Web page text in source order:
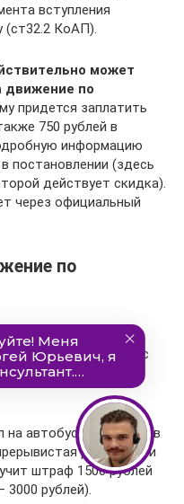
вступления
(ст32.2 КоАП).
может
движение по
придется заплатить
750 рублей в
информацию
постановлении (здесь
действует скидка).
через официальный
по
и выезд на нее с
два разных
на автобусную полосу в
разметка) и
штраф 1500 рублей
3000 рублей).